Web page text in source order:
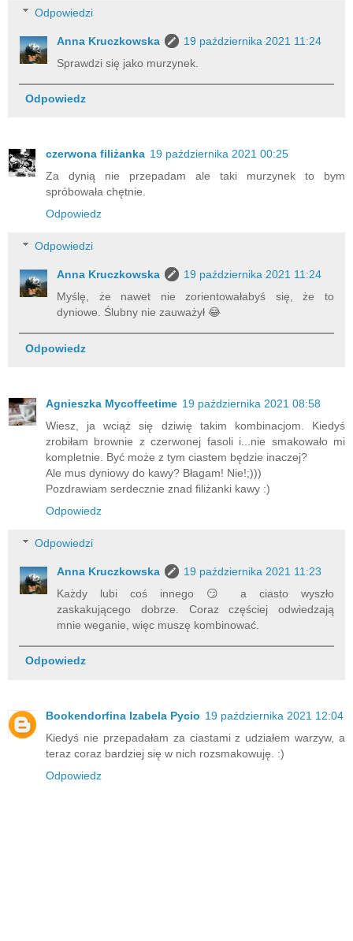
Odpowiedzi
Anna Kruczkowska
19 października 2021 11:24
Sprawdzi się jako murzynek.
Odpowiedz
czerwona filiżanka 19 października 2021 00:25
Za dynią nie przepadam ale taki murzynek to bym
spróbowała chętnie.
Odpowiedz
Odpowiedzi
Anna Kruczkowska
19 października 2021 11:24
Myślę, że nawet nie zorientowałabyś się, że to
dyniowe. Ślubny nie zauważył 😂
Odpowiedz
Agnieszka Mycoffeetime 19 października 2021 08:58
Wiesz, ja wciąż się dziwię takim kombinacjom. Kiedyś
zrobiłam brownie z czerwonej fasoli i...nie smakowało mi
kompletnie. Być może z tym ciastem będzie inaczej?
Ale mus dyniowy do kawy? Błagam! Nie!;)))
Pozdrawiam serdecznie znad filiżanki kawy :)
Odpowiedz
Odpowiedzi
Anna Kruczkowska
19 października 2021 11:23
Każdy lubi coś innego 😏 a ciasto wyszło
zaskakującego dobrze. Coraz częściej odwiedzają
mnie weganie, więc muszę kombinować.
Odpowiedz
Bookendorfina Izabela Pycio 19 października 2021 12:04
Kiedyś nie przepadałam za ciastami z udziałem warzyw, a
teraz coraz bardziej się w nich rozsmakowuję. :)
Odpowiedz